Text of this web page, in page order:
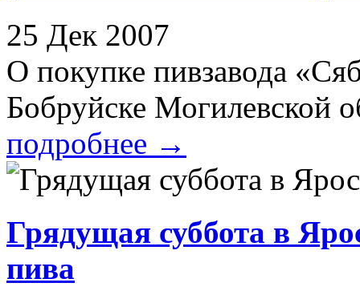
25 Дек 2007
О покупке пивзавода
Бобруйске Могилевской
подробнее →
Грядущая суббота в
пива